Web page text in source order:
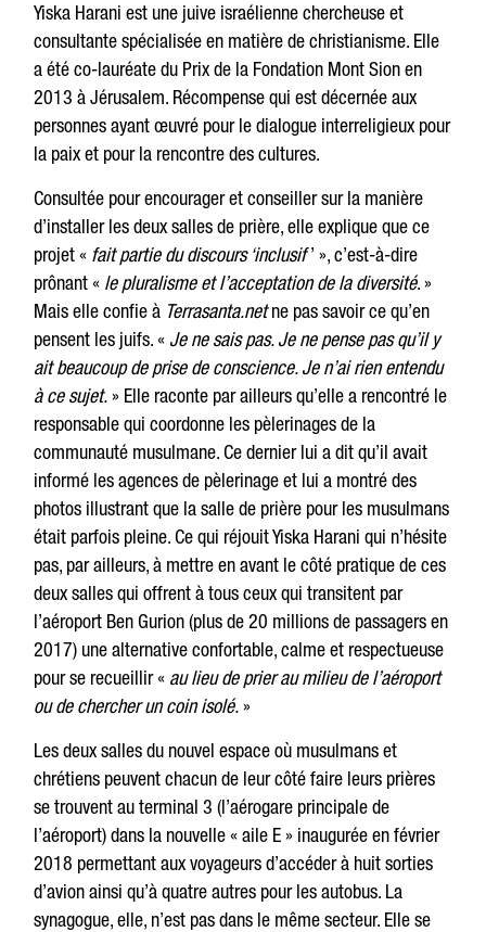
Yiska Harani est une juive israélienne chercheuse et
consultante spécialisée en matière de christianisme. Elle
a été co-lauréate du Prix de la Fondation Mont Sion en
2013 à Jérusalem. Récompense qui est décernée aux
personnes ayant œuvré pour le dialogue interreligieux pour
la paix et pour la rencontre des cultures.
Consultée pour encourager et conseiller sur la manière
d’installer les deux salles de prière, elle explique que ce
projet « fait partie du discours ‘inclusif’ », c’est-à-dire
prônant « le pluralisme et l’acceptation de la diversité. »
Mais elle confie à Terrasanta.netne pas savoir ce qu’en
pensent les juifs. « Je ne sais pas. Je ne pense pas qu’il y
ait beaucoup de prise de conscience. Je n’ai rien entendu
à ce sujet.» Elle raconte par ailleurs qu’elle a rencontré le
responsable qui coordonne les pèlerinages de la
communauté musulmane. Ce dernier lui a dit qu’il avait
informé les agences de pèlerinage et lui a montré des
photos illustrant que la salle de prière pour les musulmans
était parfois pleine. Ce qui réjouit Yiska Harani qui n’hésite
pas, par ailleurs, à mettre en avant le côté pratique de ces
deux salles qui offrent à tous ceux qui transitent par
l’aéroport Ben Gurion (plus de 20 millions de passagers en
2017) une alternative confortable, calme et respectueuse
pour se recueillir « au lieu de prier au milieu de l’aéroport
ou de chercher un coin isolé.»
Les deux salles du nouvel espace où musulmans et
chrétiens peuvent chacun de leur côté faire leurs prières
se trouvent au terminal 3 (l’aérogare principale de
l’aéroport) dans la nouvelle « aile E » inaugurée en février
2018 permettant aux voyageurs d’accéder à huit sorties
d’avion ainsi qu’à quatre autres pour les autobus. La
synagogue, elle, n’est pas dans le même secteur. Elle se